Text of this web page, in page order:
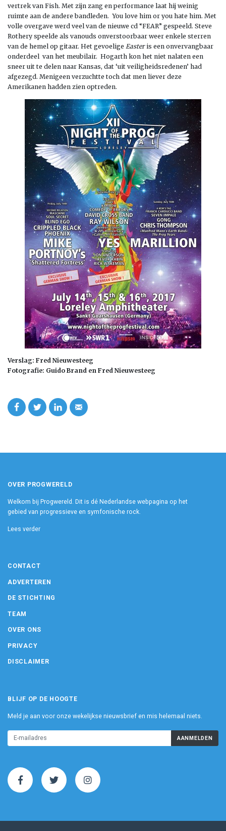
vertrek van Fish. Met zijn zang en performance laat hij weinig
ruimte aan de andere bandleden. You love him or you hate him. Met
volle overgave werd veel van de nieuwe cd “FEAR” gespeeld. Steve
Rothery speelde als vanouds onverstoorbaar weer enkele sterren
van de hemel op gitaar. Het gevoelige Easteris een onvervangbaar
onderdeel van het meubilair. Hogarth kon het niet nalaten een
sneer uit te delen naar Kansas, dat ‘uit veiligheidsredenen’ had
afgezegd. Menigeen verzuchtte toch dat men liever deze
Amerikanen hadden zien optreden.
Verslag: Fred Nieuwesteeg
Fotografie: Guido Brand en Fred Nieuwesteeg
OVER PROGWERELD
Welkom bij Progwereld. Dit is dé Nederlandse webpagina op het
gebied van progressieve en symfonische rock.
Lees verder
CONTACT
ADVERTEREN
DE STICHTING
TEAM
OVER ONS
PRIVACY
DISCLAIMER
BLIJF OP DE HOOGTE
Meld je aan voor onze wekelijkse nieuwsbrief en mis helemaal niets.
AANMELDEN